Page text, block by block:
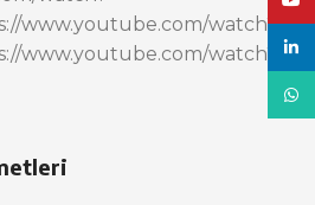
www.youtube.com/watch?
www.youtube.com/watch?